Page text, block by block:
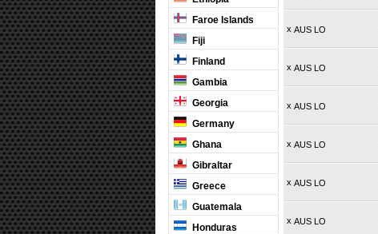
Faroe Islands
Fiji
Finland
Gambia
Georgia
Germany
Ghana
Gibraltar
Greece
Guatemala
Honduras
x AUS LO
x AUS LO
x AUS LO
x AUS LO
x AUS LO
x AUS LO